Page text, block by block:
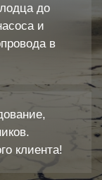
до
и
в
клиента!